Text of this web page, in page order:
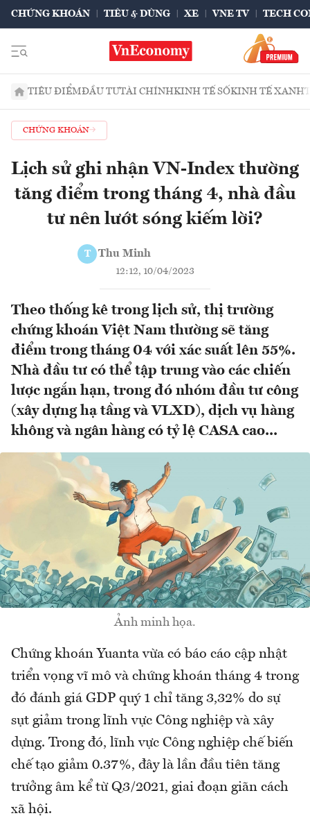
CHỨNG KHOÁN TIÊU & DÙNG XE VNE TV TECH
TIÊU ĐIỂMĐẦU TƯTÀI CHÍNHKINH TẾ SỐKINH TẾ XANH
CHỨNG KHOÁN
Lịch sử ghi nhận VN-Index thường
tăng điểm trong tháng 4, nhà đầu
tư nên lướt sóng kiếm lời?
T Thu Minh
12:12, 10/04/2023
Theo thống kê trong lịch sử, thị trường
chứng khoán Việt Nam thường sẽ tăng
điểm trong tháng 04 với xác suất lên 55%.
Nhà đầu tư có thể tập trung vào các chiến
lược ngắn hạn, trong đó nhóm đầu tư công
(xây dựng hạ tầng và VLXD), dịch vụ hàng
không và ngân hàng có tỷ lệ CASA cao...
Ảnh minh họa.
Chứng khoán Yuanta vừa có báo cáo cập nhật
triển vọng vĩ mô và chứng khoán tháng 4 trong
đó đánh giá GDP quý 1 chỉ tăng 3,32% do sự
sụt giảm trong lĩnh vực Công nghiệp và xây
dựng. Trong đó, lĩnh vực Công nghiệp chế biến
chế tạo giảm 0.37%, đây là lần đầu tiên tăng
trưởng âm kể từ Q3/2021, giai đoạn giãn cách
xã hội.